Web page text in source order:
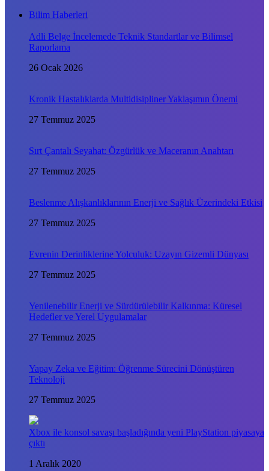
Bilim Haberleri
Adli Belge İncelemede Teknik Standartlar ve Bilimsel
Raporlama
26 Ocak 2026
Kronik Hastalıklarda Multidisipliner Yaklaşımın Önemi
27 Temmuz 2025
Sırt Çantalı Seyahat: Özgürlük ve Maceranın Anahtarı
27 Temmuz 2025
Beslenme Alışkanlıklarının Enerji ve Sağlık Üzerindeki Etkisi
27 Temmuz 2025
Evrenin Derinliklerine Yolculuk: Uzayın Gizemli Dünyası
27 Temmuz 2025
Yenilenebilir Enerji ve Sürdürülebilir Kalkınma: Küresel
Hedefler ve Yerel Uygulamalar
27 Temmuz 2025
Yapay Zeka ve Eğitim: Öğrenme Sürecini Dönüştüren
Teknoloji
27 Temmuz 2025
Xbox ile konsol savaşı başladığında yeni PlayStation piyasaya
çıktı
1 Aralık 2020